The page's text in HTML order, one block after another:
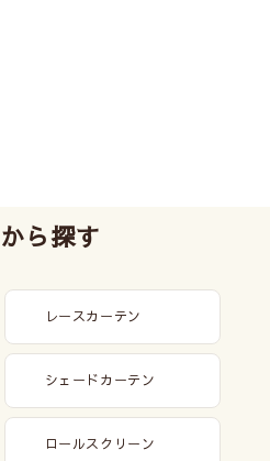
ら探す
レースカーテン
シェードカーテン
ロールスクリーン